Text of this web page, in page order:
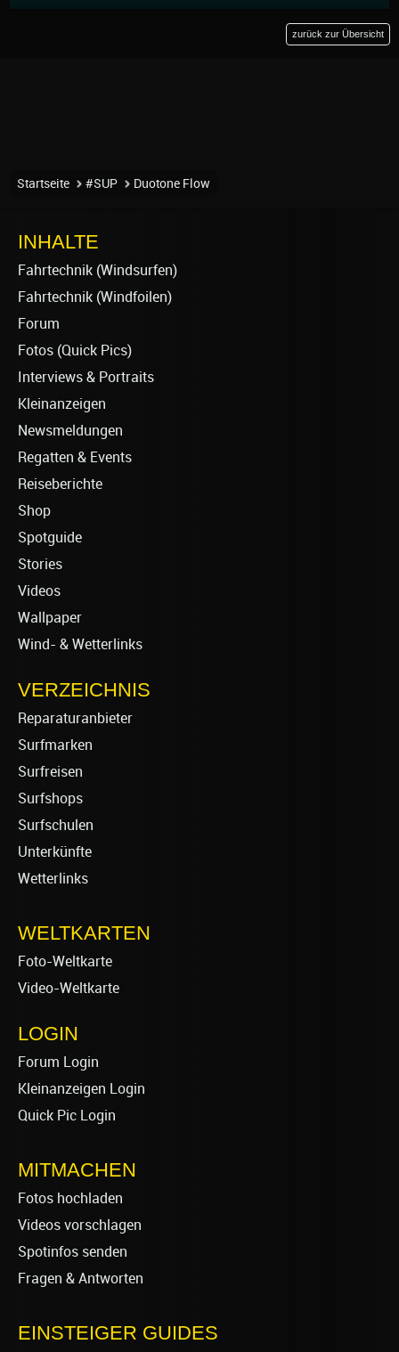
zurück zur Übersicht
Startseite #SUP Duotone Flow
INHALTE
Fahrtechnik (Windsurfen)
Fahrtechnik (Windfoilen)
Forum
Fotos (Quick Pics)
Interviews & Portraits
Kleinanzeigen
Newsmeldungen
Regatten & Events
Reiseberichte
Shop
Spotguide
Stories
Videos
Wallpaper
Wind- & Wetterlinks
VERZEICHNIS
Reparaturanbieter
Surfmarken
Surfreisen
Surfshops
Surfschulen
Unterkünfte
Wetterlinks
WELTKARTEN
Foto-Weltkarte
Video-Weltkarte
LOGIN
Forum Login
Kleinanzeigen Login
Quick Pic Login
MITMACHEN
Fotos hochladen
Videos vorschlagen
Spotinfos senden
Fragen & Antworten
EINSTEIGER GUIDES